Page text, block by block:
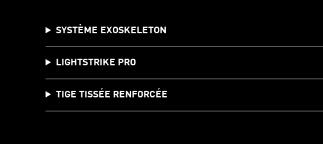
SYSTÈME EXOSKELETON
LIGHTSTRIKE PRO
TIGE TISSÉE RENFORCÉE